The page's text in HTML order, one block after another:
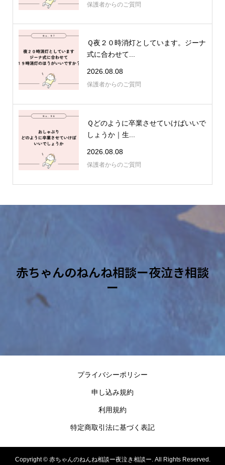
保護者からのご質問
Ｑ夜２０時消灯としています。ジーナ
式に合わせて...
2026.08.08
保護者からのご質問
Ｑどのように卒業させていけばいいで
しょうか｜生...
2026.08.08
保護者からのご質問
赤ちゃんのねんね相談ー夜泣き相談
ー
プライバシーポリシー
申し込み規約
利用規約
特定商取引法に基づく表記
Copyright ©赤ちゃんのねんね相談ー夜泣き相談ー. All Rights Reserved.